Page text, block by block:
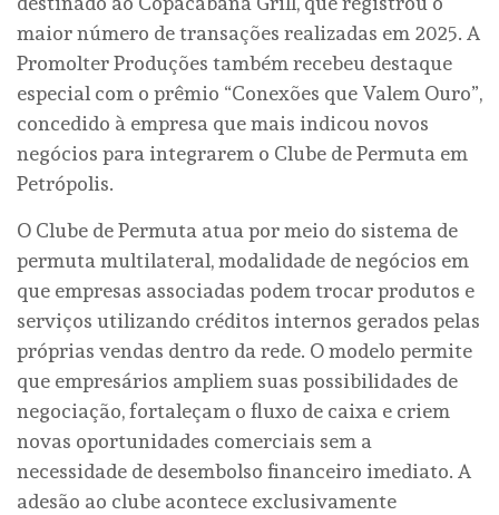
maior número de transações realizadas em 2025. A
Promolter Produções também recebeu destaque
especial com o prêmio “Conexões que Valem Ouro”,
concedido à empresa que mais indicou novos
negócios para integrarem o Clube de Permuta em
Petrópolis.
O Clube de Permuta atua por meio do sistema de
permuta multilateral, modalidade de negócios em
que empresas associadas podem trocar produtos e
serviços utilizando créditos internos gerados pelas
próprias vendas dentro da rede. O modelo permite
que empresários ampliem suas possibilidades de
negociação, fortaleçam o fluxo de caixa e criem
novas oportunidades comerciais sem a
necessidade de desembolso financeiro imediato. A
adesão ao clube acontece exclusivamente